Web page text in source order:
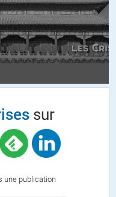
les verts européens, pour
sur
une publication